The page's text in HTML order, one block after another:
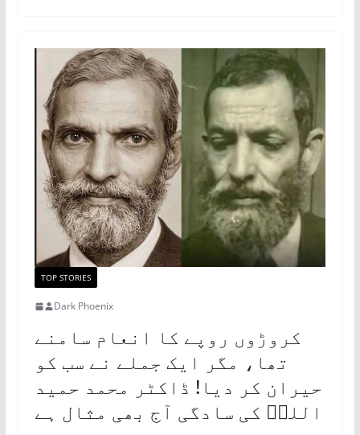
TOP STORIES
Dark Phoenix
کروڑوں روپے کا انعام سامنے
تھا، مگر ایک جملے نے سب کو
حیران کر دیا! ڈاکٹر محمد حمید
اللہؒ کی سادگی آج بھی مثال ہے